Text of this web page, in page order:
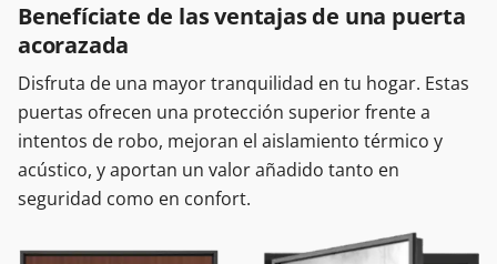
Benefíciate de las ventajas de una puerta
acorazada
Disfruta de una mayor tranquilidad en tu hogar. Estas
puertas ofrecen una protección superior frente a
intentos de robo, mejoran el aislamiento térmico y
acústico, y aportan un valor añadido tanto en
seguridad como en confort.